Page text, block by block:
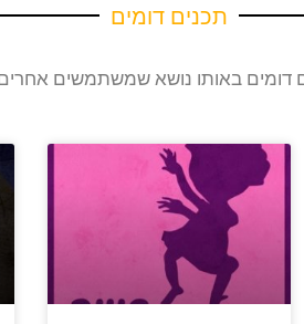
תכנים דומים
דומים באותו נושא שמשתמשים